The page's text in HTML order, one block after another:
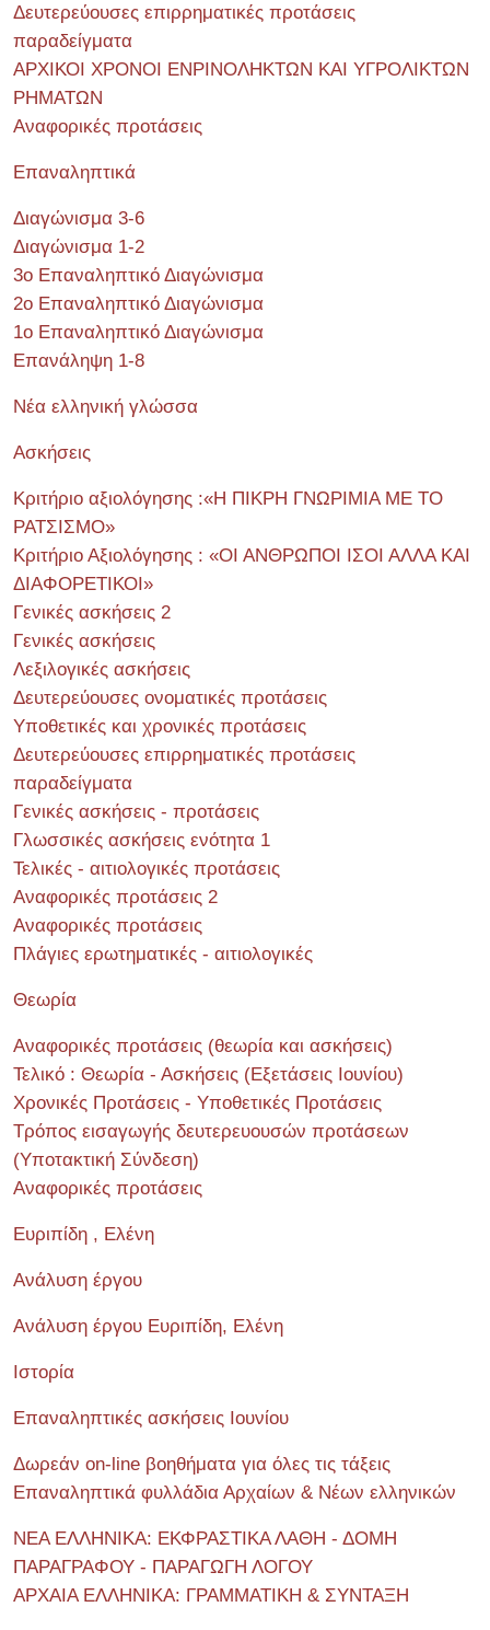
Δευτερεύουσες επιρρηματικές προτάσεις
παραδείγματα
ΑΡΧΙΚΟΙ ΧΡΟΝΟΙ ΕΝΡΙΝΟΛΗΚΤΩΝ ΚΑΙ ΥΓΡΟΛΙΚΤΩΝ
ΡΗΜΑΤΩΝ
Αναφορικές προτάσεις
Επαναληπτικά
Διαγώνισμα 3-6
Διαγώνισμα 1-2
3ο Επαναληπτικό Διαγώνισμα
2ο Επαναληπτικό Διαγώνισμα
1ο Επαναληπτικό Διαγώνισμα
Επανάληψη 1-8
Νέα ελληνική γλώσσα
Ασκήσεις
Κριτήριο αξιολόγησης :«Η ΠΙΚΡΗ ΓΝΩΡΙΜΙΑ ΜΕ ΤΟ
ΡΑΤΣΙΣΜΟ»
Κριτήριο Αξιολόγησης : «ΟΙ ΑΝΘΡΩΠΟΙ ΙΣΟΙ ΑΛΛΑ ΚΑΙ
ΔΙΑΦΟΡΕΤΙΚΟΙ»
Γενικές ασκήσεις 2
Γενικές ασκήσεις
Λεξιλογικές ασκήσεις
Δευτερεύουσες ονοματικές προτάσεις
Υποθετικές και χρονικές προτάσεις
Δευτερεύουσες επιρρηματικές προτάσεις
παραδείγματα
Γενικές ασκήσεις - προτάσεις
Γλωσσικές ασκήσεις ενότητα 1
Τελικές - αιτιολογικές προτάσεις
Αναφορικές προτάσεις 2
Αναφορικές προτάσεις
Πλάγιες ερωτηματικές - αιτιολογικές
Θεωρία
Αναφορικές προτάσεις (θεωρία και ασκήσεις)
Τελικό : Θεωρία - Ασκήσεις (Εξετάσεις Ιουνίου)
Χρονικές Προτάσεις - Υποθετικές Προτάσεις
Τρόπος εισαγωγής δευτερευουσών προτάσεων
(Υποτακτική Σύνδεση)
Αναφορικές προτάσεις
Ευριπίδη , Ελένη
Ανάλυση έργου
Ανάλυση έργου Ευριπίδη, Ελένη
Ιστορία
Επαναληπτικές ασκήσεις Ιουνίου
Δωρεάν on-line βοηθήματα για όλες τις τάξεις
Επαναληπτικά φυλλάδια Αρχαίων & Νέων ελληνικών
ΝΕΑ ΕΛΛΗΝΙΚΑ: ΕΚΦΡΑΣΤΙΚΑ ΛΑΘΗ - ΔΟΜΗ
ΠΑΡΑΓΡΑΦΟΥ - ΠΑΡΑΓΩΓΗ ΛΟΓΟΥ
ΑΡΧΑΙΑ ΕΛΛΗΝΙΚΑ: ΓΡΑΜΜΑΤΙΚΗ & ΣΥΝΤΑΞΗ